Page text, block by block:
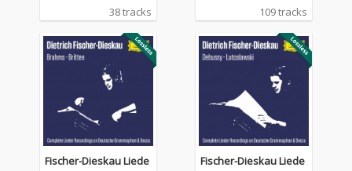
38 tracks 109 tracks
Fischer-Dieskau Liede
Fischer-Dieskau Liede